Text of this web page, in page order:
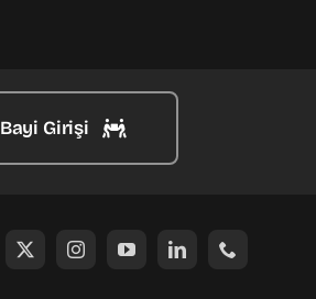
Bayi Girişi